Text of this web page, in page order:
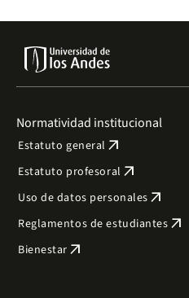
Normatividad institucional
Estatuto general arrow_outward
Estatuto profesoral arrow_outward
Uso de datos personales arrow_outward
Reglamentos de estudiantes arrow_outward
Bienestar arrow_outward